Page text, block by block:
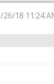
18 11:24